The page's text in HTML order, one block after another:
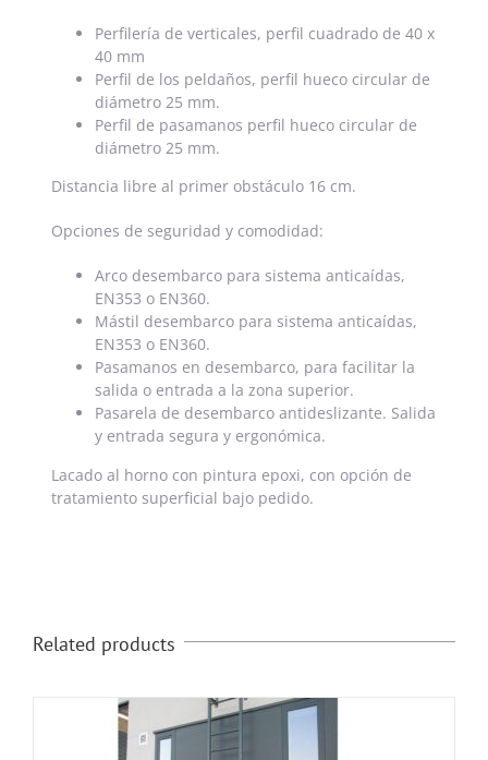
Perfilería de verticales, perfil cuadrado de 40 x
40 mm
Perfil de los peldaños, perfil hueco circular de
diámetro 25 mm.
Perfil de pasamanos perfil hueco circular de
diámetro 25 mm.
Distancia libre al primer obstáculo 16 cm.
Opciones de seguridad y comodidad:
Arco desembarco para sistema anticaídas,
EN353 o EN360.
Mástil desembarco para sistema anticaídas,
EN353 o EN360.
Pasamanos en desembarco, para facilitar la
salida o entrada a la zona superior.
Pasarela de desembarco antideslizante. Salida
y entrada segura y ergonómica.
Lacado al horno con pintura epoxi, con opción de
tratamiento superficial bajo pedido.
Related products